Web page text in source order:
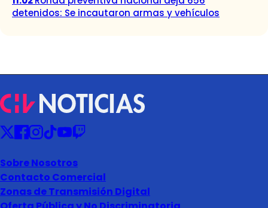
detenidos: Se incautaron armas y vehículos
Sobre Nosotros
Contacto Comercial
Zonas de Transmisión Digital